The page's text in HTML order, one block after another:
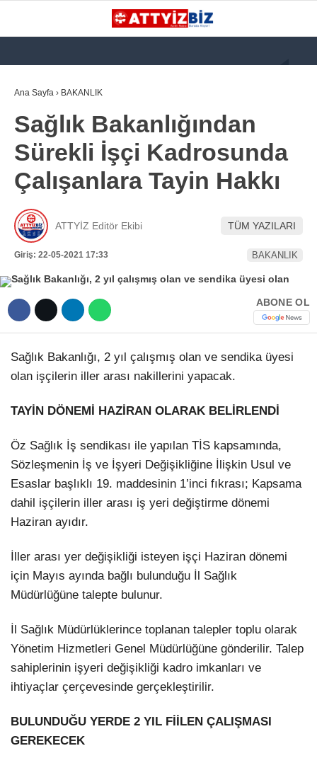
WhatsApp İhbar
Instagram
Youtube
Dribbble
KATEGORİLER
GÜNDEM
112 ACİL
ATT
PARAMEDİK (AABT)
STK
İLANLAR
Ana Sayfa › BAKANLIK
Sağlık Bakanlığından
Sürekli İşçi Kadrosunda
Çalışanlara Tayin Hakkı
ATTYİZ Editör Ekibi TÜM YAZILARI
Giriş: 22-05-2021 17:33 BAKANLIK
ABONE OL
Sağlık Bakanlığı, 2 yıl çalışmış olan ve sendika üyesi
olan işçilerin iller arası nakillerini yapacak.
TAYİN DÖNEMİ HAZİRAN OLARAK BELİRLENDİ
Öz Sağlık İş sendikası ile yapılan TİS kapsamında,
Sözleşmenin İş ve İşyeri Değişikliğine İlişkin Usul ve
Esaslar başlıklı 19. maddesinin 1’inci fıkrası; Kapsama
dahil işçilerin iller arası iş yeri değiştirme dönemi
Haziran ayıdır.
İller arası yer değişikliği isteyen işçi Haziran dönemi
için Mayıs ayında bağlı bulunduğu İl Sağlık
Müdürlüğüne talepte bulunur.
İl Sağlık Müdürlüklerince toplanan talepler toplu olarak
Yönetim Hizmetleri Genel Müdürlüğüne gönderilir. Talep
sahiplerinin işyeri değişikliği kadro imkanları ve
ihtiyaçlar çerçevesinde gerçekleştirilir.
BULUNDUĞU YERDE 2 YIL FİİLEN ÇALIŞMASI
GEREKECEK